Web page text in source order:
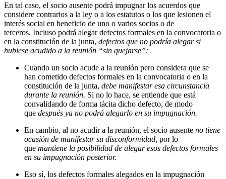
En tal caso, el socio ausente podrá impugnar los acuerdos que
considere contrarios a la ley o a los estatutos o los que lesionen el
interés social en beneficio de uno o varios socios o de
terceros. Incluso podrá alegar defectos formales en la convocatoria o
en la constitución de la junta, defectos que no podría alegar si
hubiese acudido a la reunión “sin quejarse”:
Cuando un socio acude a la reunión pero considera que se
han cometido defectos formales en la convocatoria o en la
constitución de la junta, debe manifestar esa circunstancia
durante la reunión. Si no lo hace, se entiende que está
convalidando de forma tácita dicho defecto, de modo
que después ya no podrá alegarlo en su impugnación.
En cambio, al no acudir a la reunión, el socio ausente no tiene
ocasión de manifestar su disconformidad, por lo
que mantiene la posibilidad de alegar esos defectos formales
en su impugnación posterior.
Eso sí, los defectos formales alegados en la impugnación